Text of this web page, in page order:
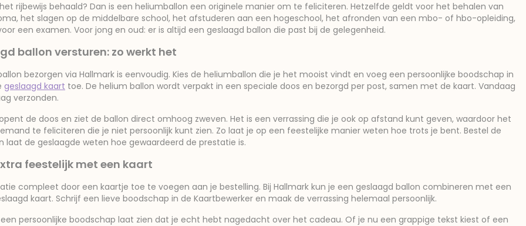
rijbewijs behaald? Dan is een heliumballon een originele manier om te feliciteren. Hetzelfde geldt voor het behalen van
het slagen op de middelbare school, het afstuderen aan een hogeschool, het afronden van een mbo- of hbo-opleiding,
een examen. Voor jong en oud: er is altijd een geslaagd ballon die past bij de gelegenheid.
ballon versturen: zo werkt het
bezorgen via Hallmark is eenvoudig. Kies de heliumballon die je het mooist vindt en voeg een persoonlijke boodschap in
geslaagd kaart toe. De helium ballon wordt verpakt in een speciale doos en bezorgd per post, samen met de kaart. Vandaag
verzonden.
de doos en ziet de ballon direct omhoog zweven. Het is een verrassing die je ook op afstand kunt geven, waardoor het
te feliciteren die je niet persoonlijk kunt zien. Zo laat je op een feestelijke manier weten hoe trots je bent. Bestel de
laat de geslaagde weten hoe gewaardeerd de prestatie is.
feestelijk met een kaart
compleet door een kaartje toe te voegen aan je bestelling. Bij Hallmark kun je een geslaagd ballon combineren met een
kaart. Schrijf een lieve boodschap in de Kaartbewerker en maak de verrassing helemaal persoonlijk.
persoonlijke boodschap laat zien dat je echt hebt nagedacht over het cadeau. Of je nu een grappige tekst kiest of een